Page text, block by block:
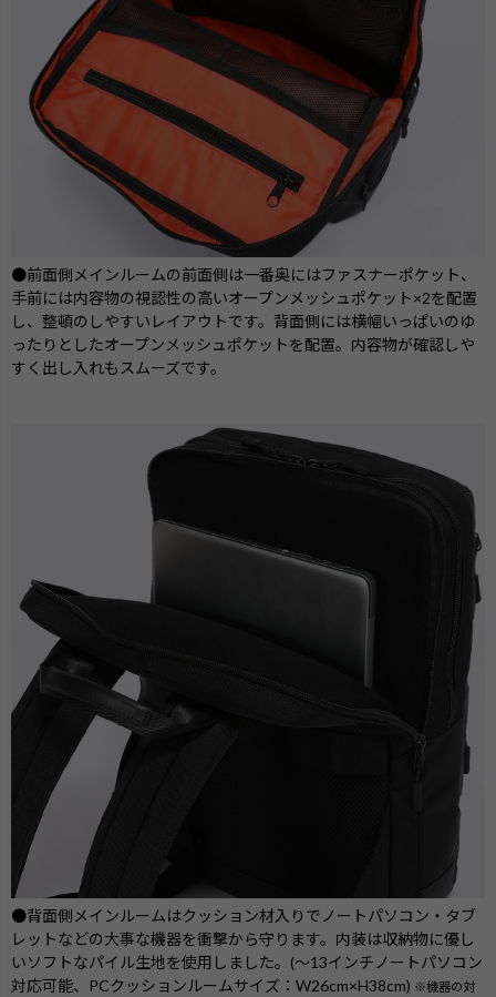
●前面側メインルームの前面側は一番奥にはファスナーポケット、
手前には内容物の視認性の高いオープンメッシュポケット×2を配置
し、整頓のしやすいレイアウトです。背面側には横幅いっぱいのゆ
ったりとしたオープンメッシュポケットを配置。内容物が確認しや
すく出し入れもスムーズです。
●背面側メインルームはクッション材入りでノートパソコン・タブ
レットなどの大事な機器を衝撃から守ります。内装は収納物に優し
いソフトなパイル生地を使用しました。(～13インチノートパソコン
対応可能、PCクッションルームサイズ：W26cm×H38cm) ※機器の対